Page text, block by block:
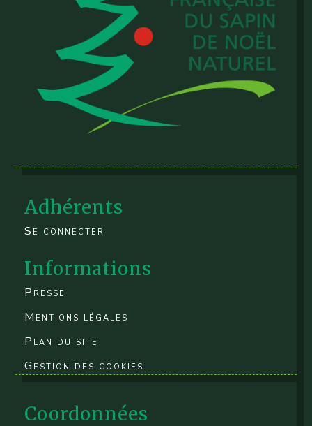
Adhérents
Se connecter
Informations
Presse
Mentions légales
Plan du site
Gestion des cookies
Coordonnées